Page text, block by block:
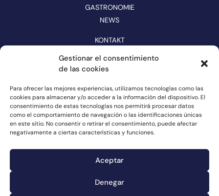
Gestionar el consentimiento
de las cookies
Para ofrecer las mejores experiencias, utilizamos tecnologías como las
cookies para almacenar y/o acceder a la información del dispositivo. El
consentimiento de estas tecnologías nos permitirá procesar datos
como el comportamiento de navegación o las identificaciones únicas
en este sitio. No consentir o retirar el consentimiento, puede afectar
negativamente a ciertas características y funciones.
Aceptar
Denegar
GASTRONOMIE
NEWS
KONTAKT
FOLGEN SIE UNS IN DEN SOZIALEN MEDIEN